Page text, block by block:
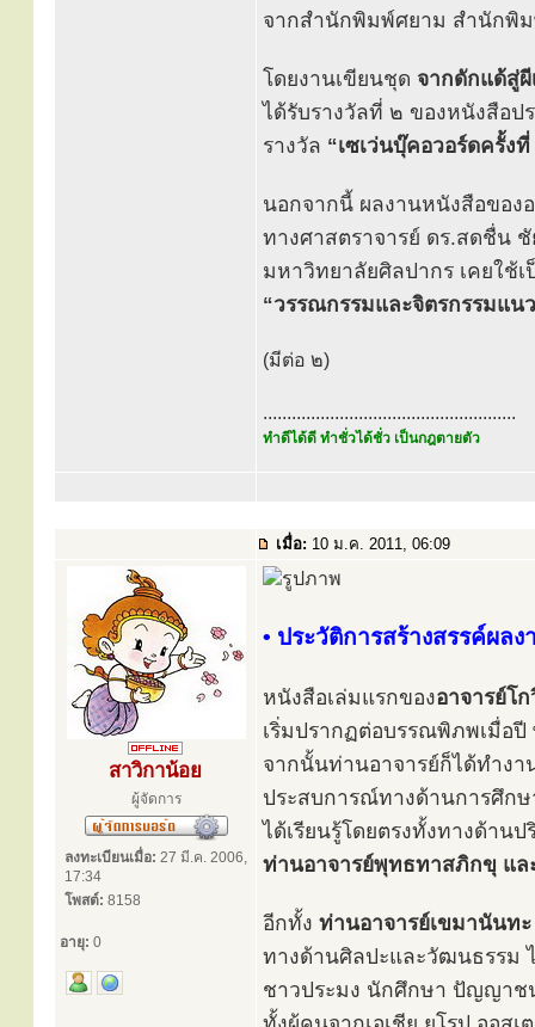
จากสำนักพิมพ์ศยาม สำนักพิ
โดยงานเขียนชุด จากดักแด้สู่ผี
ได้รับรางวัลที่ ๒ ของหนังสือป
รางวัล “เซเว่นบุ๊คอวอร์ดครั้งที่
นอกจากนี้ ผลงานหนังสือของ
ทางศาสตราจารย์ ดร.สดชื่น
มหาวิทยาลัยศิลปากร เคยใช้เ
“วรรณกรรมและจิตรกรรมแน
(มีต่อ ๒)
.....................................................
ทำดีได้ดี ทำชั่วได้ชั่ว เป็นกฎตายตัว
เมื่อ: 10 ม.ค. 2011, 06:09
สาวิกาน้อย
ผู้จัดการ
ลงทะเบียนเมื่อ: 27 มี.ค. 2006,
17:34
โพสต์: 8158
อายุ: 0
• ประวัติการสร้างสรรค์ผลง
หนังสือเล่มแรกของอาจารย์โ
เริ่มปรากฏต่อบรรณพิภพเมื่อ
จากนั้นท่านอาจารย์ก็ได้ทำงา
ประสบการณ์ทางด้านการศึก
ได้เรียนรู้โดยตรงทั้งทางด้าน
ท่านอาจารย์พุทธทาสภิกขุ แล
อีกทั้ง ท่านอาจารย์เขมานันทะ
ทางด้านศิลปะและวัฒนธรรม
ชาวประมง นักศึกษา ปัญญาช